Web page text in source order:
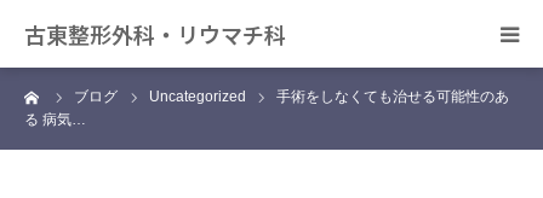
古東整形外科・リウマチ科
ブログ Uncategorized
手術をしなくても治せる可能性のあ
る 病気…
日帰り手術について